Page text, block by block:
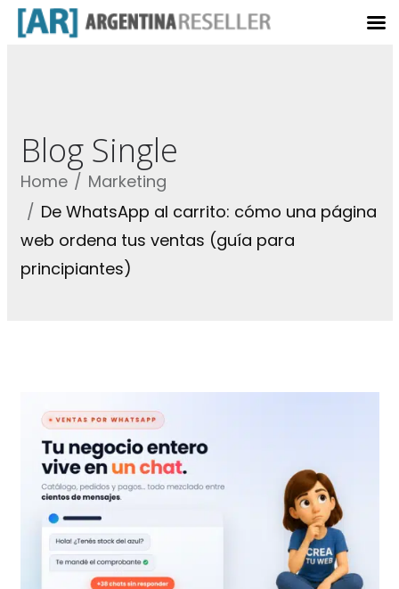
Blog Single
Home
Marketing
De WhatsApp al carrito: cómo una página
web ordena tus ventas (guía para
principiantes)